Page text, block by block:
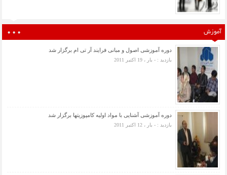
آموزش
دوره آموزشی اصول و مبانی فرایند آر تی ام برگزار شد
بازدید : - بار ، 19 اکتبر 2011
دوره آموزشی آشنایی با مواد اولیه کامپوزیتها برگزار شد
بازدید : - بار ، 12 اکتبر 2011